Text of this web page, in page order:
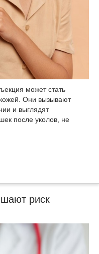
может стать
Они вызывают
и выглядят
после уколов, не
риск